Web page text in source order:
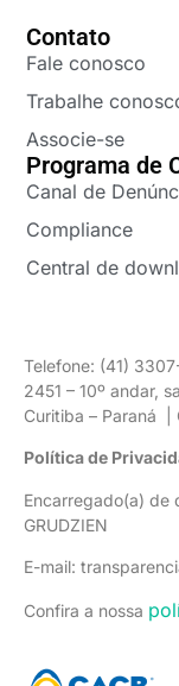
Contato
Fale conosco
Trabalhe
Associe-se
Programa de
Canal de
Compliance
Central de
Telefone: (41)
2451 – 10º andar,
Curitiba – Paraná |
Política de
Encarregado(a) de
GRUDZIEN
E-mail:
Confira a nossa